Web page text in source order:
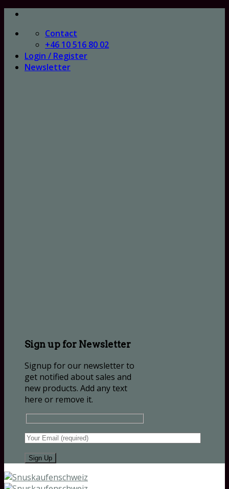
Skip
content
Contact
+46 10 516 80 02
Login / Register
Newsletter
Sign up for Newsletter
Signup for our newsletter to
get notified about sales and
new products. Add any text
here or remove it.